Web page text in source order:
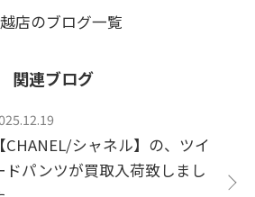
店のブログ一覧
関連ブログ
【CHANEL/シャネル】の、ツイ
ドパンツが買取入荷致しまし